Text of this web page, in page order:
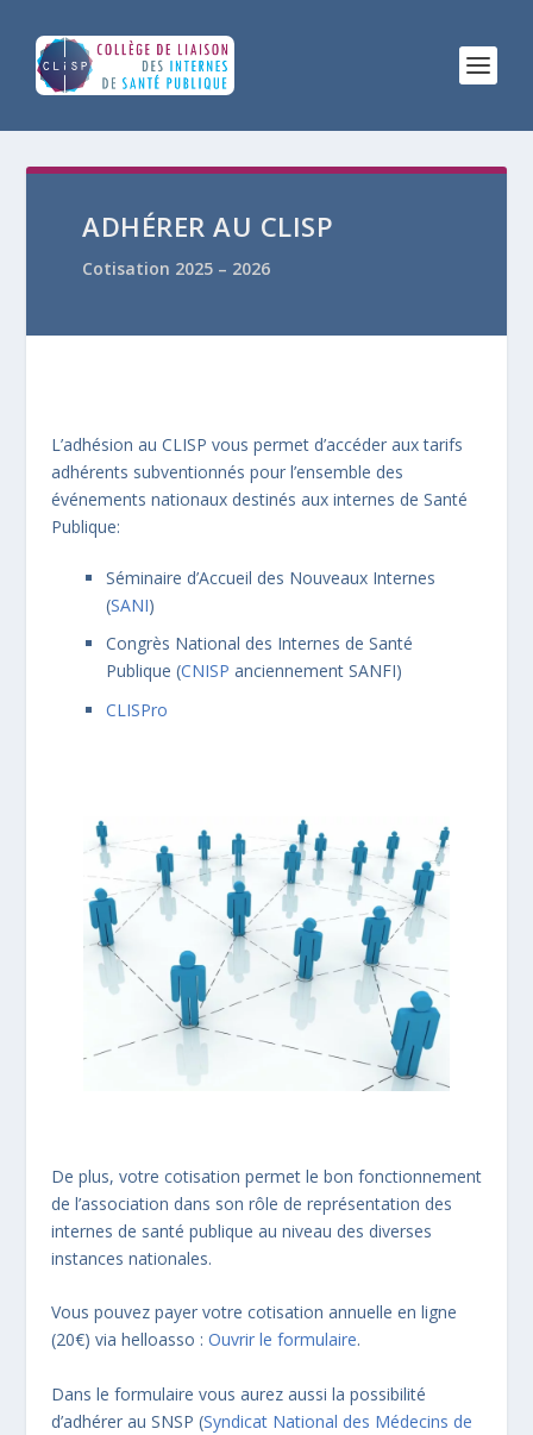
ADHÉRER AU CLISP
Cotisation 2025 – 2026
L’adhésion au CLISP vous permet d’accéder aux tarifs
adhérents subventionnés pour l’ensemble des
événements nationaux destinés aux internes de Santé
Publique:
Séminaire d’Accueil des Nouveaux Internes
(SANI)
Congrès National des Internes de Santé
Publique (CNISP anciennement SANFI)
CLISPro
De plus, votre cotisation permet le bon fonctionnement
de l’association dans son rôle de représentation des
internes de santé publique au niveau des diverses
instances nationales.
Vous pouvez payer votre cotisation annuelle en ligne
(20€) via helloasso : Ouvrir le formulaire.
Dans le formulaire vous aurez aussi la possibilité
d’adhérer au SNSP (Syndicat National des Médecins de